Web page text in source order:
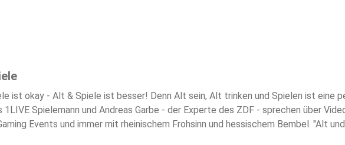
ist okay - Alt & Spiele ist besser! Denn Alt sein, Alt trinken und Spielen ist eine
1LIVE Spielemann und Andreas Garbe - der Experte des ZDF - sprechen über
Events und immer mit rheinischem Frohsinn und hessischem Bembel. "Alt
irgendwann mal Kölsch?